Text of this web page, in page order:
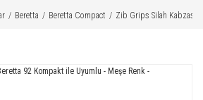
Beretta Beretta Compact Zib Grips Silah Kabzası